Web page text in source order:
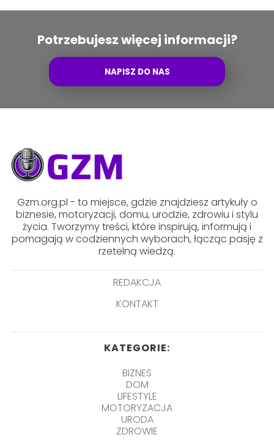
Potrzebujesz więcej informacji?
NAPISZ DO NAS
Gzm.org.pl - to miejsce, gdzie znajdziesz artykuły o
biznesie, motoryzacji, domu, urodzie, zdrowiu i stylu
życia. Tworzymy treści, które inspirują, informują i
pomagają w codziennych wyborach, łącząc pasję z
rzetelną wiedzą.
REDAKCJA
KONTAKT
KATEGORIE:
BIZNES
DOM
LIFESTYLE
MOTORYZACJA
URODA
ZDROWIE